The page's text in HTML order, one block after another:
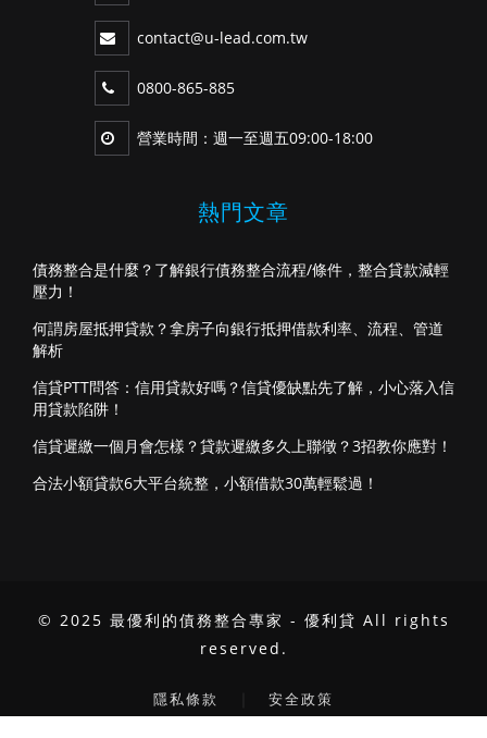
contact@u-lead.com.tw
0800-865-885
營業時間：週一至週五09:00-18:00
熱門文章
債務整合是什麼？了解銀行債務整合流程/條件，整合貸款減輕
壓力！
何謂房屋抵押貸款？拿房子向銀行抵押借款利率、流程、管道
解析
信貸PTT問答：信用貸款好嗎？信貸優缺點先了解，小心落入信
用貸款陷阱！
信貸遲繳一個月會怎樣？貸款遲繳多久上聯徵？3招教你應對！
合法小額貸款6大平台統整，小額借款30萬輕鬆過！
© 2025 最優利的債務整合專家 - 優利貸 All rights
reserved.
隱私條款 安全政策